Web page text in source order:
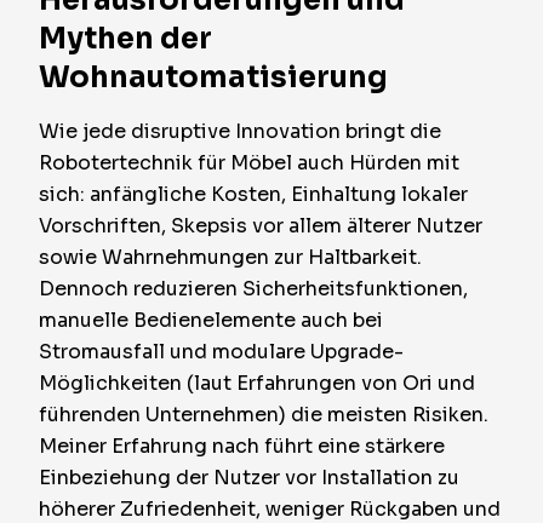
Mythen der
Wohnautomatisierung
Wie jede disruptive Innovation bringt die
Robotertechnik für Möbel auch Hürden mit
sich: anfängliche Kosten, Einhaltung lokaler
Vorschriften, Skepsis vor allem älterer Nutzer
sowie Wahrnehmungen zur Haltbarkeit.
Dennoch reduzieren Sicherheitsfunktionen,
manuelle Bedienelemente auch bei
Stromausfall und modulare Upgrade-
Möglichkeiten (laut Erfahrungen von Ori und
führenden Unternehmen) die meisten Risiken.
Meiner Erfahrung nach führt eine stärkere
Einbeziehung der Nutzer vor Installation zu
höherer Zufriedenheit, weniger Rückgaben und